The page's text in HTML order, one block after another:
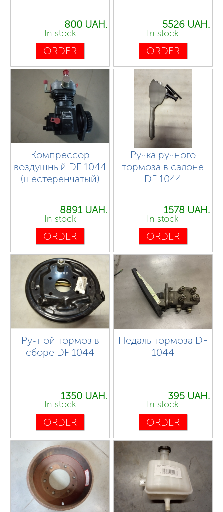
800 UAH.
In stock
ORDER
5526 UAH.
In stock
ORDER
Компрессор
воздушный DF 1044
(шестеренчатый)
8891 UAH.
In stock
ORDER
Ручка ручного
тормоза в салоне
DF 1044
1578 UAH.
In stock
ORDER
Ручной тормоз в
сборе DF 1044
1350 UAH.
In stock
ORDER
Педаль тормоза DF
1044
395 UAH.
In stock
ORDER